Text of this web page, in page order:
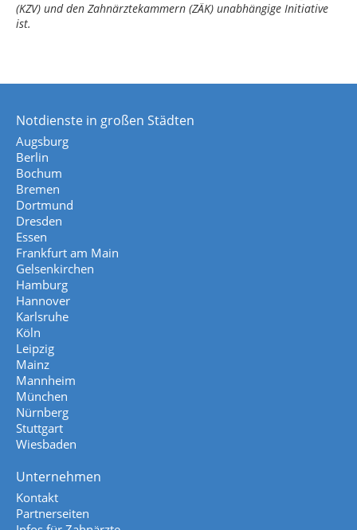
(KZV) und den Zahnärztekammern (ZÄK) unabhängige Initiative
ist.
Notdienste in großen Städten
Augsburg
Berlin
Bochum
Bremen
Dortmund
Dresden
Essen
Frankfurt am Main
Gelsenkirchen
Hamburg
Hannover
Karlsruhe
Köln
Leipzig
Mainz
Mannheim
München
Nürnberg
Stuttgart
Wiesbaden
Unternehmen
Kontakt
Partnerseiten